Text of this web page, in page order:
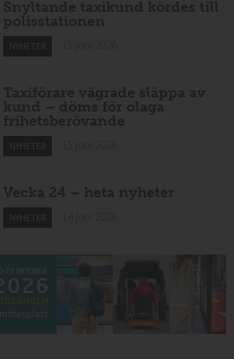
Snyltande taxikund kördes till
polisstationen
NYHETER
Taxiförare vägrade släppa av
kund – döms för olaga
frihetsberövande
NYHETER
Vecka 24 – heta nyheter
NYHETER